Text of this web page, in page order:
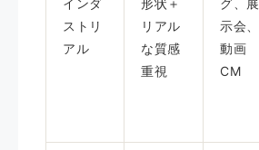
インダ
ストリ
アル
形状＋
リアル
な質感
重視
グ、展
示会、
動画
CM